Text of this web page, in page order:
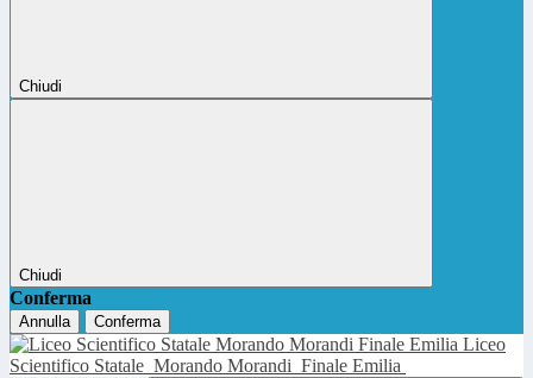
Chiudi
Chiudi
Conferma
Annulla Conferma
Liceo
Scientifico Statale Morando Morandi Finale Emilia